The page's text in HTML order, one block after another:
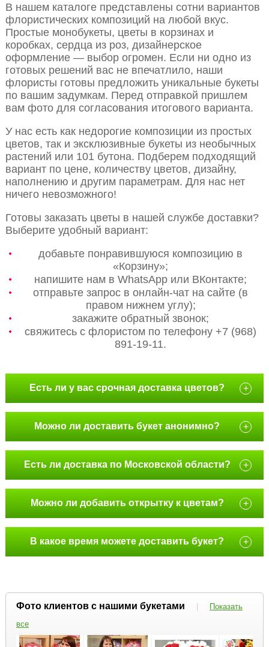
В нашем каталоге представлены сотни вариантов
флористических композиций на любой вкус.
Простые монобукеты, цветы в корзинах и
коробках, сердца из роз, дизайнерское
оформление — выбор огромен. Если ни одно из
готовых решений вас не впечатлило, наши
флористы готовы предложить уникальные букеты
по вашим задумкам. Перед отправкой пришлем
вам фото для согласования итогового варианта.
У нас есть как недорогие композиции из простых
цветов, так и эксклюзивные букеты из необычных
растений или 101 бутона. Подберем подходящий
вариант по цене, количеству цветов, дизайну,
наполнению и другим параметрам. Для нас нет
ничего невозможного!
Готовы заказать цветы в нашей службе доставки?
Выберите удобный вариант:
добавьте понравившуюся композицию в
«Корзину»;
напишите нам в WhatsApp или ВКонтакте;
отправьте запрос в онлайн-чат на сайте (в
правом нижнем углу);
закажите обратный звонок;
свяжитесь с флористом по телефону +7 (968)
891-19-11.
Есть ли у вас срочная доставка цветов? +
Можно ли доставить букет анонимно? +
Есть ли доставка по Московской области? +
Можно ли добавить открытку к цветам? +
В какое время можете доставить букет? +
Фото клиентов с нашими букетами |
Показать
все